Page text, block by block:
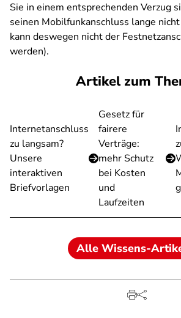
Sie in einem entsprechenden Verzug
seinen Mobilfunkanschluss lange
kann deswegen nicht der
werden).
Artikel zum
Internetanschluss
zu langsam?
Unsere
interaktiven
Briefvorlagen
Gesetz für
fairere
Verträge:
mehr Schutz
bei Kosten
und
Laufzeiten
Alle Wissens-